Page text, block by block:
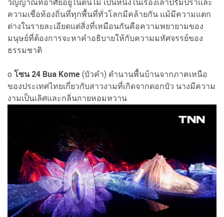
วิญญาณที่อาศัยอยู่ในต้นไม้ เป็นหนึ่งในเรื่องเล่าปรัมปราและ
ความเชื่อท้องถิ่นที่ทุกพื้นที่ทั่วโลกมีคล้ายกัน แม้มีความแตก
ต่างในรายละเอียดแต่สิ่งที่เหมือนกันคือความพยายามของ
มนุษย์ที่ต้องการจะหาคำอธิบายให้กับความมหัศจรรย์ของ
ธรรมชาติ
o โซน 24 Bua Kome (บัวคำ) ตำนานพื้นบ้านจากภาคเหนือ
ของประเทศไทยเกี่ยวกับสาวงามที่เกิดจากดอกบัว นางมีความ
งามเป็นเลิศและกลิ่นกายหอมหวาน